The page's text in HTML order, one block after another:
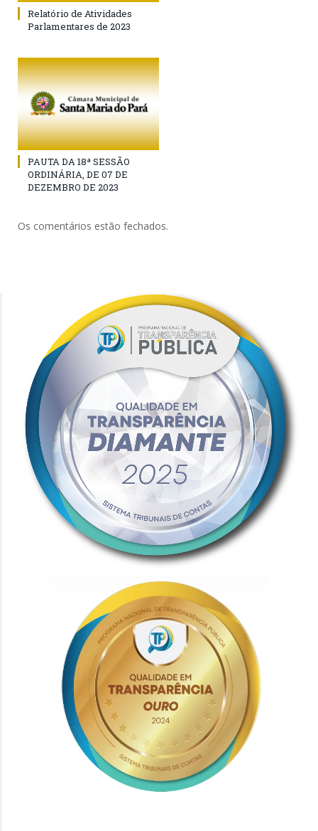
Relatório de Atividades
Parlamentares de 2023
PAUTA DA 18ª SESSÃO
ORDINÁRIA, DE 07 DE
DEZEMBRO DE 2023
Os comentários estão fechados.